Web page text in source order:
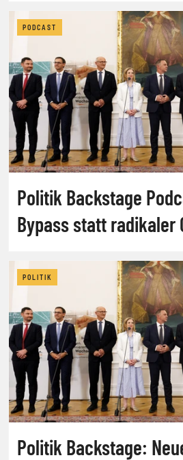
PODCAST
Politik Backstage
Bypass statt radikaler
POLITIK
Politik Backstage: